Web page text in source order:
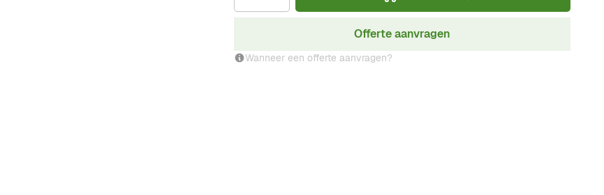
Offerte aanvragen
Wanneer een offerte aanvragen?